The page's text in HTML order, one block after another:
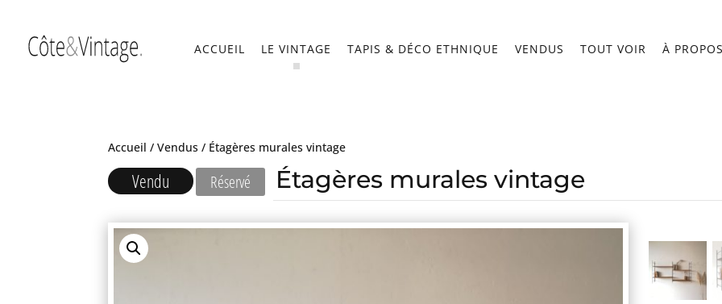
ACCUEIL LE VINTAGE TAPIS & DÉCO ETHNIQUE VENDUS TOUT VOIR À
Accueil /Vendus / Étagères murales vintage
Vendu Réservé Étagères murales vintage